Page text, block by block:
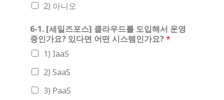
2) 아니오
6-1. [세일즈포스] 클라우드를 도입해서 운영
중인가요? 있다면 어떤 시스템인가요?*
1) IaaS
2) SaaS
3) PaaS